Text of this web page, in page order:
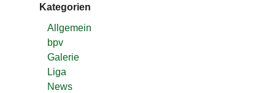
Kategorien
Allgemein
bpv
Galerie
Liga
News